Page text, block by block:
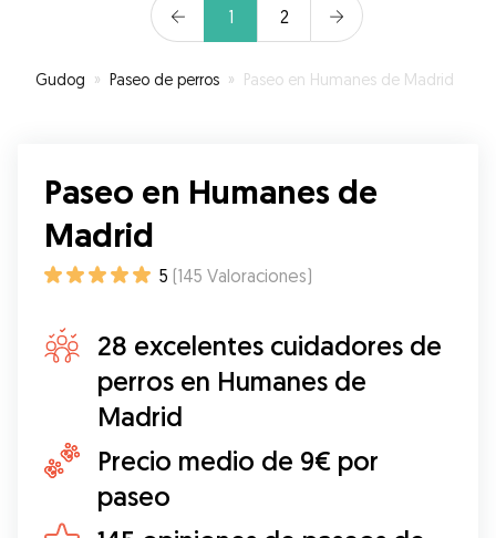
1 2
Gudog » Paseo de perros » Paseo en Humanes de Madrid
Paseo en Humanes de
Madrid
5 (145 Valoraciones)
28 excelentes cuidadores de
perros en Humanes de
Madrid
Precio medio de 9€ por
paseo